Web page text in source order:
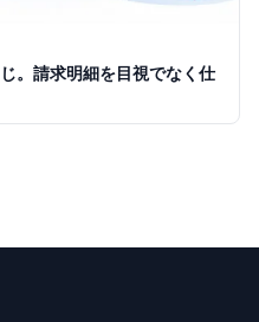
。請求明細を目視でなく仕